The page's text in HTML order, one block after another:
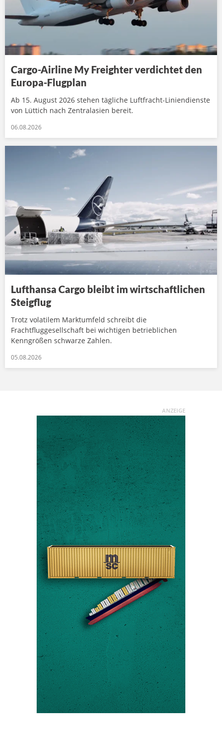
Cargo-Airline My Freighter verdichtet den
Europa-Flugplan
Ab 15. August 2026 stehen tägliche Luftfracht-Liniendienste
von Lüttich nach Zentralasien bereit.
06.08.2026
Lufthansa Cargo bleibt im wirtschaftlichen
Steigflug
Trotz volatilem Marktumfeld schreibt die
Frachtfluggesellschaft bei wichtigen betrieblichen
Kenngrößen schwarze Zahlen.
05.08.2026
ANZEIGE